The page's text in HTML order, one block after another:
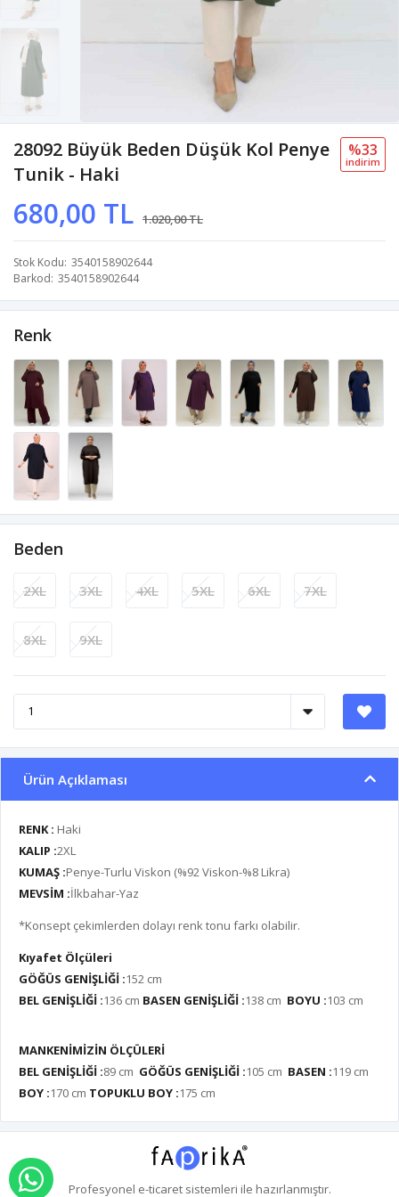
28092 Büyük Beden Düşük Kol Penye
Tunik - Haki
680,00 TL 1.020,00 TL
%33
i̇ndi̇ri̇m
Stok Kodu 3540158902644
Barkod 3540158902644
Renk
Beden
2XL 3XL 4XL 5XL 6XL 7XL
8XL 9XL
Ürün Açıklaması
RENK : Haki
KALIP :2XL
KUMAŞ :Penye-Turlu Viskon (%92 Viskon-%8 Likra)
MEVSİM :İlkbahar-Yaz
*Konsept çekimlerden dolayı renk tonu farkı olabilir.
Kıyafet Ölçüleri
GÖĞÜS GENİŞLİĞİ :152 cm
BEL GENİŞLİĞİ :136 cm BASEN GENİŞLİĞİ :138 cm BOYU :103 cm
MANKENİMİZİN ÖLÇÜLERİ
BEL GENİŞLİĞİ :89 cm GÖĞÜS GENİŞLİĞİ :105 cm BASEN :119 cm
BOY :170 cm TOPUKLU BOY :175 cm
Profesyonel e-ticaretsistemleri ile hazırlanmıştır.